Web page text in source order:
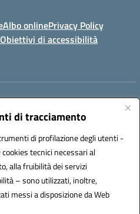
di tracciamento
di profilazione degli utenti -
tecnici necessari al
alla fruibilità dei servizi
– sono utilizzati, inoltre,
messi a disposizione da Web
Albo onlinePrivacy Policy
Obiettivi di accessibilità
(RM)